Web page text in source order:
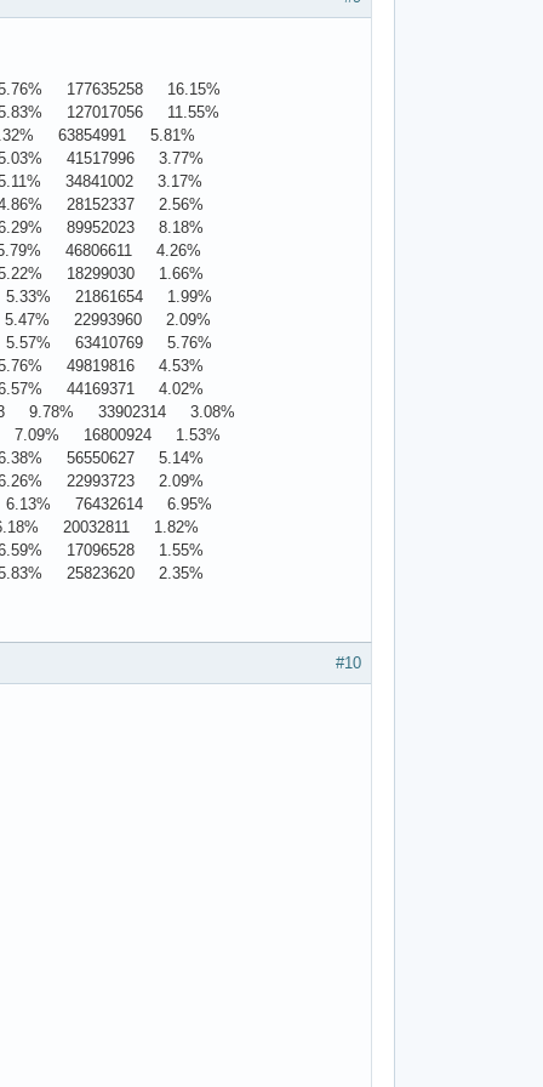
177635258 16.15%
127017056 11.55%
63854991 5.81%
41517996 3.77%
34841002 3.17%
28152337 2.56%
89952023 8.18%
46806611 4.26%
18299030 1.66%
21861654 1.99%
22993960 2.09%
63410769 5.76%
49819816 4.53%
44169371 4.02%
33902314 3.08%
16800924 1.53%
56550627 5.14%
22993723 2.09%
76432614 6.95%
20032811 1.82%
17096528 1.55%
25823620 2.35%
#10